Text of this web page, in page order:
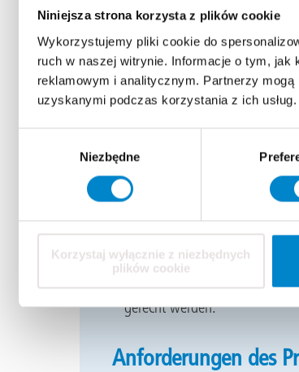
Niniejsza strona korzysta z plików cookie
Wykorzystujemy pliki cookie do
ruch w naszej witrynie. Informacje o tym, jak
reklamowym i analitycznym. Partnerzy
uzyskanymi podczas korzystania z ich
Niezbędne
Korzystaj wyłącznie z niezbędnych
plików cookie
bewährte
Triflex ProTect
-
System bietet eine langlebige
Anforderungen von
auf Triflex ProTect aufgrund
ästhetische und funktionale
Vorteile von Triflex
Vollflächig armiertes System:
Sehr hohe
Geprüfte Langlebigkeit:
Schnelle Applikation und
Farbig ausführbare
gerecht werden.
Anforderungen des